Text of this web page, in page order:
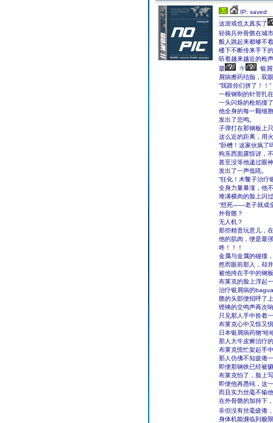
IP: saved
这游戏也太真实了
轻骑兵外骨骼在城
般人跳起来都够不
楼下不断传来手下
听着越来越近的枪
最
牛
银
屑病擦药结痂，双
“我跟你们拼了！！”
一根钢制的针管扎
一头闪烁的枪焰撞
他全身的每一颗细
发出了悲鸣。
子弹打在那钢板上
这么近的距离，用
“卧槽！这家伙疯了
狗东西面露惊讶，
甚至没等他递过眼
发出了一声低吼。
“狂化！木鳖子治疗
全身力量暴涨，他
堆满横肉的脸上闪
“想死——老子就成
外骨骼？
无人机？
那些精贵玩意儿，
他的肌肉，便是最
咚！！！
金属与金属的碰撞
然而眼前那人，却
被他挎在手中的钢
布莱克的脸上浮起
治疗银屑病的
骼的头部便招呼了
铿锵的交鸣声再次
只见那人手中拎着
布莱克心中又惊又
日本银屑病药物“哈
那人大牛皮癣治疗
布莱克慌忙架起手
那人仿佛不知疲倦
即便那钢铁已经被
布莱克怕了，脸上
即便他再愚钝，这
而且实力丝毫不输
在外骨骼的加持下
非但没有丝毫疲倦
身体机能濒临到极